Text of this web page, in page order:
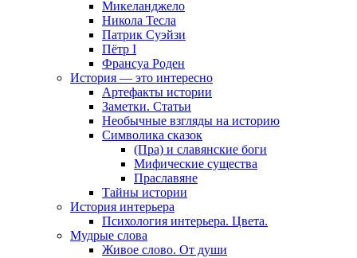
Микеланджело
Никола Тесла
Патрик Суэйзи
Пётр I
Франсуа Роден
История — это интересно
Артефакты истории
Заметки. Статьи
Необычные взгляды на историю
Символика сказок
(Пра) и славянские боги
Мифические существа
Праславяне
Тайны истории
История интерьера
Психология интерьера. Цвета.
Мудрые слова
Живое слово. От души